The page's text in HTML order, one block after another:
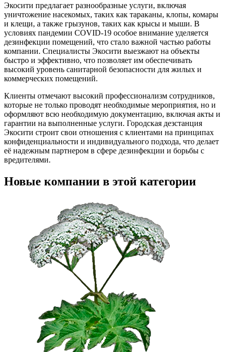
Экосити предлагает разнообразные услуги, включая
уничтожение насекомых, таких как тараканы, клопы, комары
и клещи, а также грызунов, таких как крысы и мыши. В
условиях пандемии COVID-19 особое внимание уделяется
дезинфекции помещений, что стало важной частью работы
компании. Специалисты Экосити выезжают на объекты
быстро и эффективно, что позволяет им обеспечивать
высокий уровень санитарной безопасности для жилых и
коммерческих помещений.
Клиенты отмечают высокий профессионализм сотрудников,
которые не только проводят необходимые мероприятия, но и
оформляют всю необходимую документацию, включая акты и
гарантии на выполненные услуги. Городская дезстанция
Экосити строит свои отношения с клиентами на принципах
конфиденциальности и индивидуального подхода, что делает
её надежным партнером в сфере дезинфекции и борьбы с
вредителями.
Новые компании в этой категории